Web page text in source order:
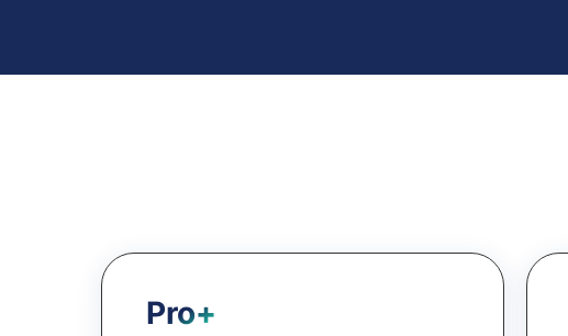
Pro+